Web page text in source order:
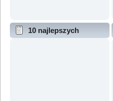
10 najlepszych